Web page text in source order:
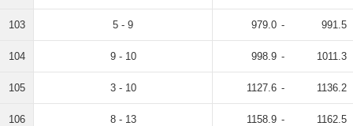
103 5 - 9 979.0 - 991.5
104 9 - 10 998.9 - 1011.3
105 3 - 10 1127.6 - 1136.2
106 8 - 13 1158.9 - 1162.5